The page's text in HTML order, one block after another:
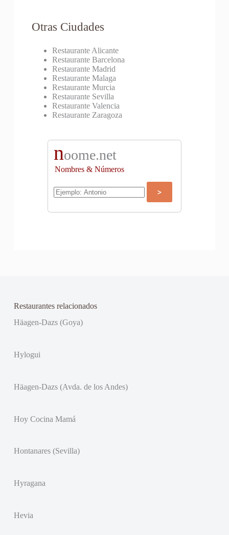
Otras Ciudades
Restaurante Alicante
Restaurante Barcelona
Restaurante Madrid
Restaurante Malaga
Restaurante Murcia
Restaurante Sevilla
Restaurante Valencia
Restaurante Zaragoza
noome.net
Nombres & Números
Restaurantes relacionados
Häagen-Dazs (Goya)
Hylogui
Häagen-Dazs (Avda. de los Andes)
Hoy Cocina Mamá
Hontanares (Sevilla)
Hyragana
Hevia